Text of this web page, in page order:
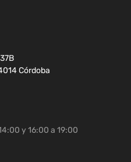
Córdoba
y 16:00 a 19:00